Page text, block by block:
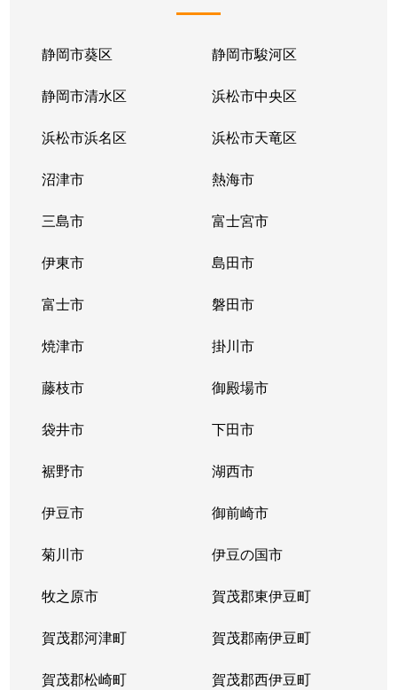
静岡市葵区 静岡市駿河区
静岡市清水区 浜松市中央区
浜松市浜名区 浜松市天竜区
沼津市 熱海市
三島市 富士宮市
伊東市 島田市
富士市 磐田市
焼津市 掛川市
藤枝市 御殿場市
袋井市 下田市
裾野市 湖西市
伊豆市 御前崎市
菊川市 伊豆の国市
牧之原市 賀茂郡東伊豆町
賀茂郡河津町 賀茂郡南伊豆町
賀茂郡松崎町 賀茂郡西伊豆町